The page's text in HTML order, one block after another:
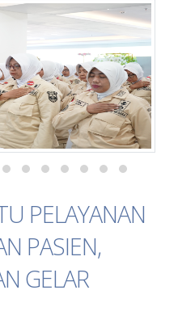
PELAYANAN
PASIEN,
GELAR